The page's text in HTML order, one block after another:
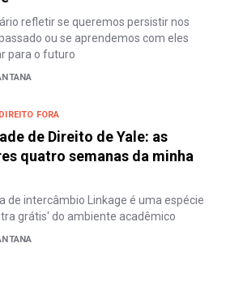
refletir se queremos persistir nos
ou se aprendemos com eles
para o futuro
FORA
de Direito de Yale: as
quatro semanas da minha
de intercâmbio Linkage é uma espécie
grátis' do ambiente acadêmico